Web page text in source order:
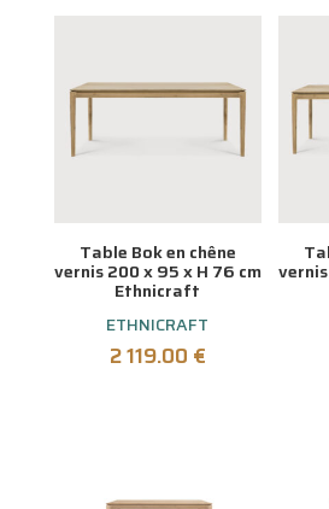
Table Bok en chêne
vernis 200 x 95 x H 76 cm
Ethnicraft
ETHNICRAFT
2 119.00 €